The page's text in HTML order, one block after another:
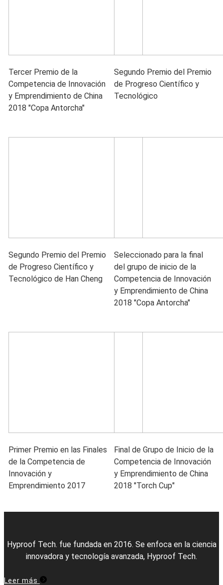
Tercer Premio de la
Competencia de Innovación
y Emprendimiento de China
2018 "Copa Antorcha"
Segundo Premio del Premio
de Progreso Científico y
Tecnológico
Segundo Premio del Premio
de Progreso Científico y
Tecnológico de Han Cheng
Seleccionado para la final
del grupo de inicio de la
Competencia de Innovación
y Emprendimiento de China
2018 "Copa Antorcha"
Primer Premio en las Finales
de la Competencia de
Innovación y
Emprendimiento 2017
Final de Grupo de Inicio de la
Competencia de Innovación
y Emprendimiento de China
2018 "Torch Cup"
Hyproof Tech. fue fundada en 2016. Se enfoca en la ciencia
innovadora y tecnología avanzada, Hyproof Tech.
Leer más